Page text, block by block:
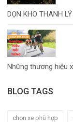
DỌN KHO THANH
Những thương hiệu
BLOG TAGS
chọn xe phù hợp